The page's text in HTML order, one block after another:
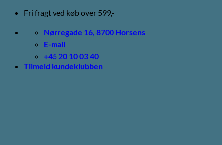
Fortsæt
indhold
Fri fragt ved køb over 599,-
Nørregade 16, 8700 Horsens
E-mail
+45 20 10 03 40
Tilmeld kundeklubben